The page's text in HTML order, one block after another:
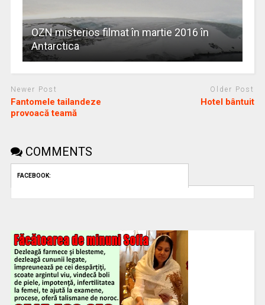
OZN misterios filmat în martie 2016 în
Antarctica
Newer Post
Fantomele tailandeze
provoacă teamă
Older Post
Hotel bântuit
COMMENTS
FACEBOOK: